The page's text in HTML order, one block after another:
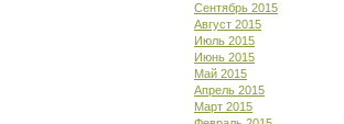
Сентябрь 2015
Август 2015
Июль 2015
Июнь 2015
Май 2015
Апрель 2015
Март 2015